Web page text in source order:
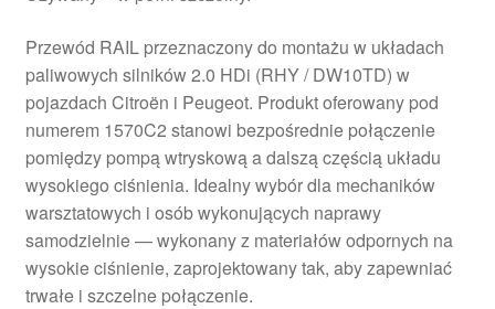
Przewód RAIL przeznaczony do montażu w układach
paliwowych silników 2.0 HDi (RHY / DW10TD) w
pojazdach Citroën i Peugeot. Produkt oferowany pod
numerem 1570C2 stanowi bezpośrednie połączenie
pomiędzy pompą wtryskową a dalszą częścią układu
wysokiego ciśnienia. Idealny wybór dla mechaników
warsztatowych i osób wykonujących naprawy
samodzielnie — wykonany z materiałów odpornych na
wysokie ciśnienie, zaprojektowany tak, aby zapewniać
trwałe i szczelne połączenie.